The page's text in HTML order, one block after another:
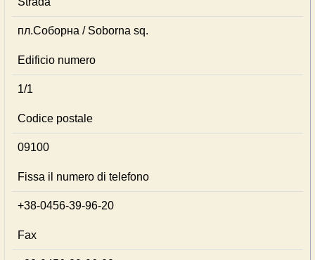
пл.Соборна / Soborna sq.
Edificio numero
1/1
Codice postale
09100
Fissa il numero di telefono
+38-0456-39-96-20
Fax